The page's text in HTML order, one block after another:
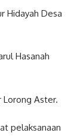
Hidayah Desa
Hasanah
Lorong Aster.
pelaksanaan